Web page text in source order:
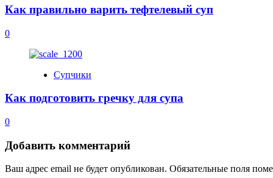
Как правильно варить тефтелевый суп
0
Супчики
Как подготовить гречку для супа
0
Добавить комментарий
Ваш адрес email не будет опубликован. Обязательные поля